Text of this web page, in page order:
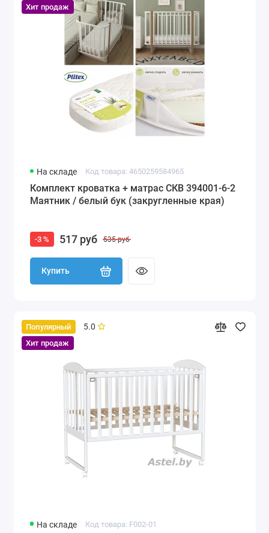
Хит продаж
На складе Код товара: 4650259584965
Комплект кроватка + матрас СКВ 394001-6-2
Маятник / белый бук (закругленные края)
-3 % 517 руб 535 руб
Купить
Популярный
Хит продаж
5.0
На складе Код товара: F002-01